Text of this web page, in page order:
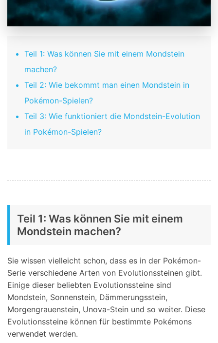
Teil 1: Was können Sie mit einem Mondstein
machen?
Teil 2: Wie bekommt man einen Mondstein in
Pokémon-Spielen?
Teil 3: Wie funktioniert die Mondstein-Evolution
in Pokémon-Spielen?
Teil 1: Was können Sie mit einem
Mondstein machen?
Sie wissen vielleicht schon, dass es in der Pokémon-
Serie verschiedene Arten von Evolutionssteinen gibt.
Einige dieser beliebten Evolutionssteine sind
Mondstein, Sonnenstein, Dämmerungsstein,
Morgengrauenstein, Unova-Stein und so weiter. Diese
Evolutionssteine können für bestimmte Pokémons
verwendet werden.